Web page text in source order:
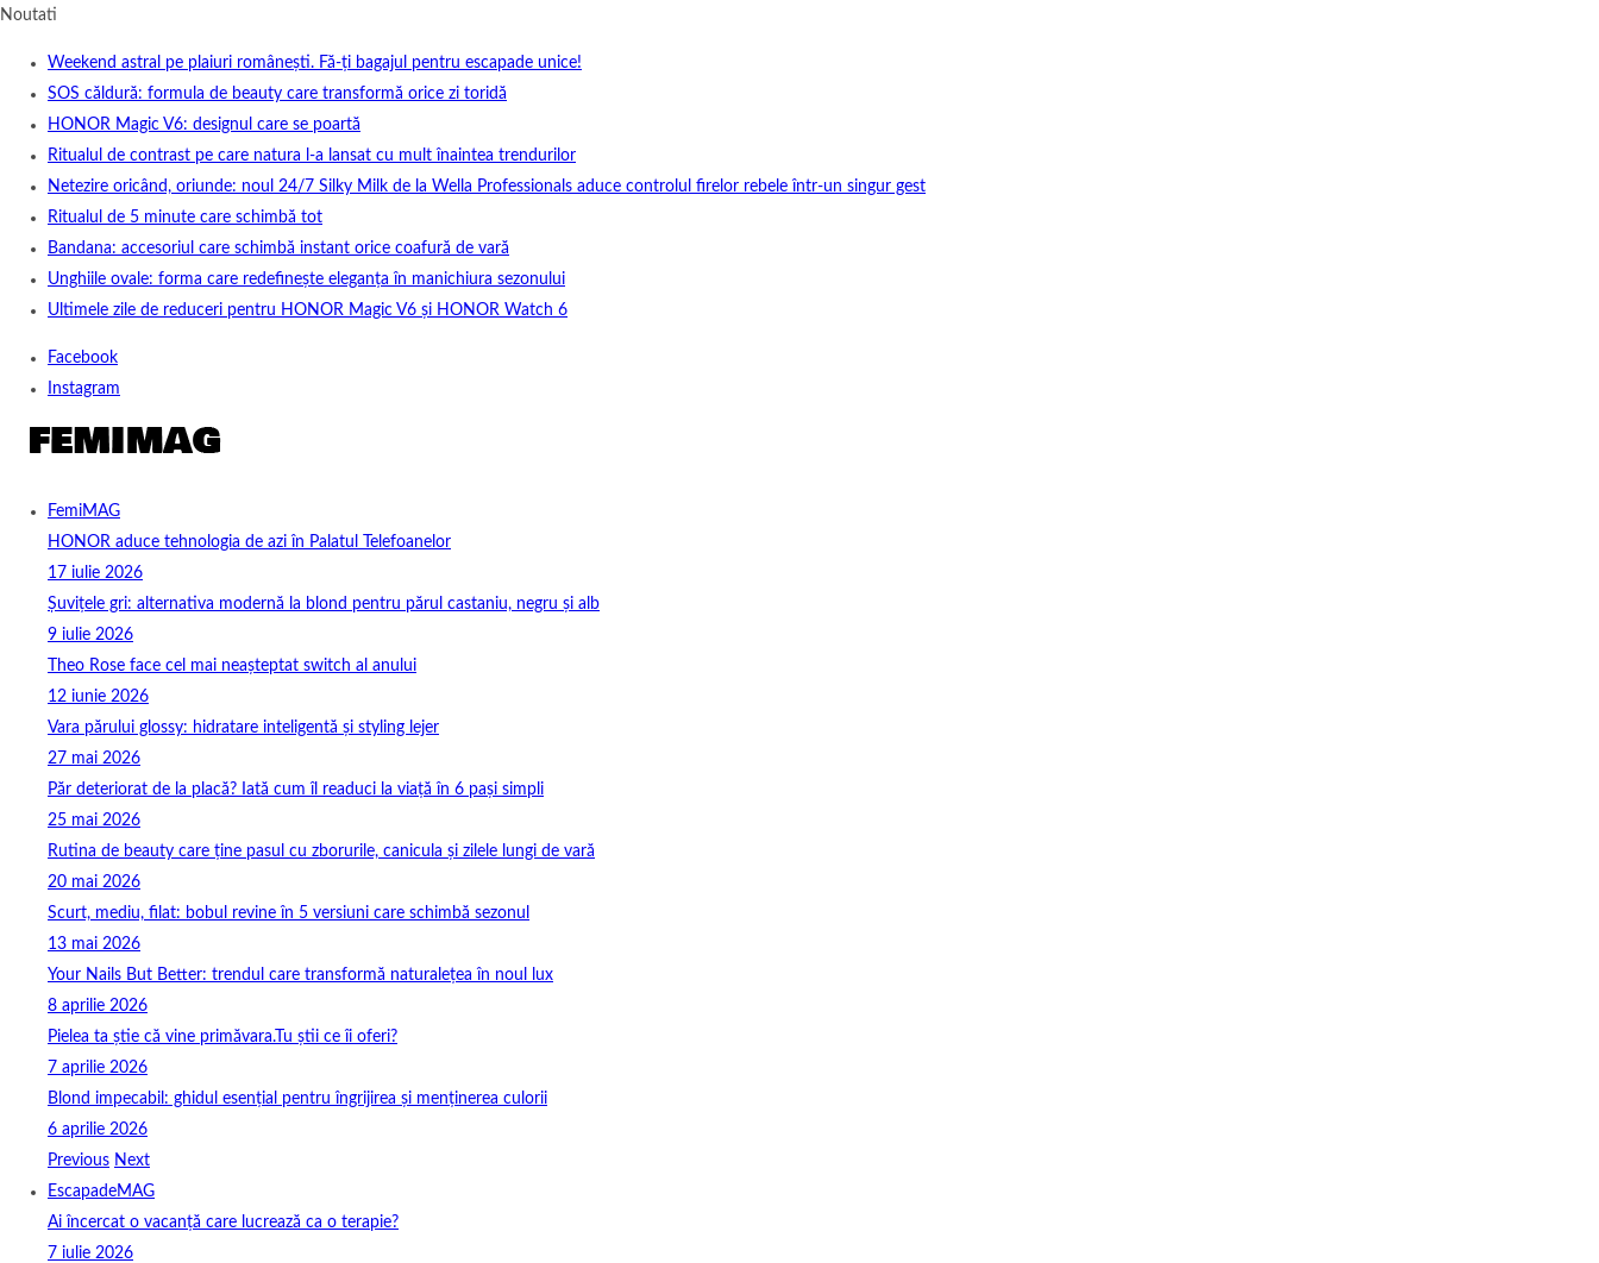
Noutati
Weekend astral pe plaiuri românești. Fă-ți bagajul pentru escapade unice!
SOS căldură: formula de beauty care transformă orice zi toridă
HONOR Magic V6: designul care se poartă
Ritualul de contrast pe care natura l-a lansat cu mult înaintea trendurilor
Netezire oricând, oriunde: noul 24/7 Silky Milk de la Wella Professionals aduce controlul firelor rebele într-un singur gest
Ritualul de 5 minute care schimbă tot
Bandana: accesoriul care schimbă instant orice coafură de vară
Unghiile ovale: forma care redefinește eleganța în manichiura sezonului
Ultimele zile de reduceri pentru HONOR Magic V6 și HONOR Watch 6
Facebook
Instagram
FemiMAG
HONOR aduce tehnologia de azi în Palatul Telefoanelor
17 iulie 2026
Șuvițele gri: alternativa modernă la blond pentru părul castaniu, negru și alb
9 iulie 2026
Theo Rose face cel mai neașteptat switch al anului
12 iunie 2026
Vara părului glossy: hidratare inteligentă și styling lejer
27 mai 2026
Păr deteriorat de la placă? Iată cum îl readuci la viață în 6 pași simpli
25 mai 2026
Rutina de beauty care ține pasul cu zborurile, canicula și zilele lungi de vară
20 mai 2026
Scurt, mediu, filat: bobul revine în 5 versiuni care schimbă sezonul
13 mai 2026
Your Nails But Better: trendul care transformă naturalețea în noul lux
8 aprilie 2026
Pielea ta știe că vine primăvara.Tu știi ce îi oferi?
7 aprilie 2026
Blond impecabil: ghidul esențial pentru îngrijirea și menținerea culorii
6 aprilie 2026
Previous Next
EscapadeMAG
Ai încercat o vacanță care lucrează ca o terapie?
7 iulie 2026